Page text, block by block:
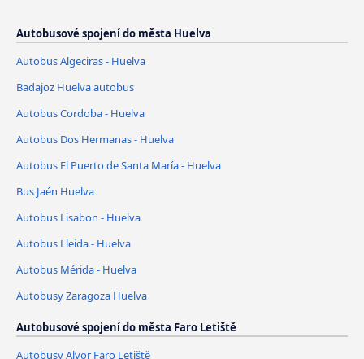
Autobusové spojení do města Huelva
Autobus Algeciras - Huelva
Badajoz Huelva autobus
Autobus Cordoba - Huelva
Autobus Dos Hermanas - Huelva
Autobus El Puerto de Santa María - Huelva
Bus Jaén Huelva
Autobus Lisabon - Huelva
Autobus Lleida - Huelva
Autobus Mérida - Huelva
Autobusy Zaragoza Huelva
Autobusové spojení do města Faro Letiště
Autobusy Alvor Faro Letiště